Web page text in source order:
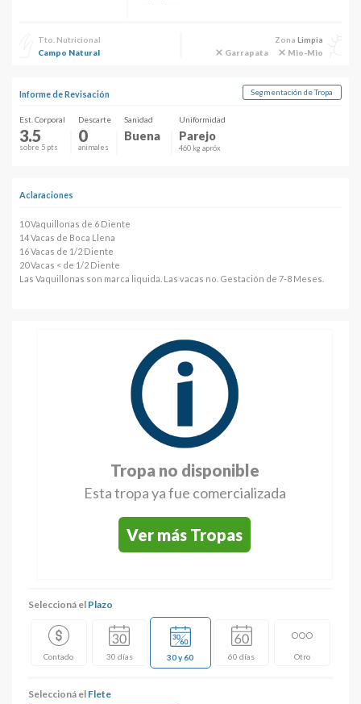
Tto. Nutricional
Campo Natural
Zona Limpia
Garrapata
Mio-Mio
Informe de Revisación Segmentación de Tropa
Est. Corporal
3.5
sobre 5 pts
Descarte
0
animales
Sanidad
Buena
Uniformidad
Parejo
460 kg apróx
Aclaraciones
10 Vaquillonas de 6 Diente
14 Vacas de Boca Llena
16 Vacas de 1/2 Diente
20 Vacas < de 1/2 Diente
Las Vaquillonas son marca liquida. Las vacas no. Gestación de 7-8 Meses.
Tropa no disponible
Esta tropa ya fue comercializada
Ver más Tropas
Seleccioná el Plazo
Contado 30 días 30 y 60 60 días Otro
Seleccioná el Flete